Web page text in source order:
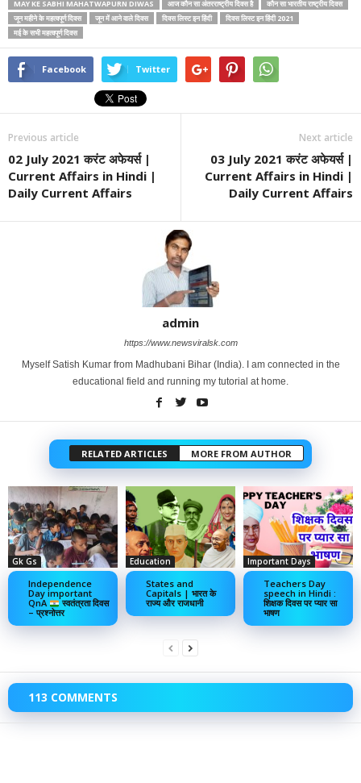
MAY KE SABHI MAHATWAPURN DIWAS
आज कौन सा अंतरराष्ट्रीय दिवस है
कौन सा भारतीय राष्ट्रीय दिवस
जून महीने के महत्वपूर्ण दिवस
जून में आने वाले दिवस दिवस लिस्ट इन हिंदी
दिवस लिस्ट इन हिंदी 2021
मई के सभी महत्वपूर्ण दिवस
Facebook Twitter
Previous article
02 July 2021 करंट अफेयर्स |
Current Affairs in Hindi |
Daily Current Affairs
Next article
03 July 2021 करंट अफेयर्स |
Current Affairs in Hindi |
Daily Current Affairs
admin
https://www.newsviralsk.com
Myself Satish Kumar from Madhubani Bihar (India). I am connected in the
educational field and running my tutorial at home.
RELATED ARTICLES MORE FROM AUTHOR
Gk Gs
Independence
Day important
QnA
स्वतंत्रता दिवस
– प्रश्नोत्तर
Education
States and
Capitals | भारत के
राज्य और राजधानी
Important Days
Teachers Day
speech in Hindi :
शिक्षक दिवस पर प्यार सा
भाषण
113 COMMENTS